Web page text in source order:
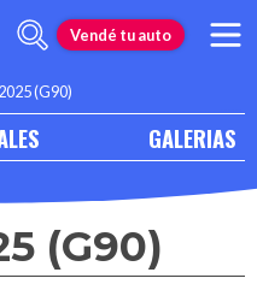
Vendé tu auto
(G90)
GALERIAS
(G90)